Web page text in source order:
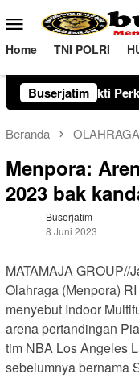
ke
konten
Menu
Mobile
Home TNI POLRI
Buserjatim
Umum
Beranda OLAHRAGA
Menpora:
2023 bak
Buserjatim
8 Juni 2023
MATAMAJA GROUP//
Olahraga (Menpora)
menyebut Indoor
arena pertandingan
tim NBA Los Angeles
sebelumnya bernama